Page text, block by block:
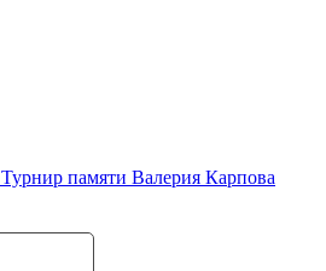
памяти Валерия Карпова